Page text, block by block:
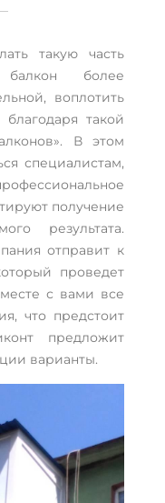
такую часть
более
воплотить
такой
В этом
специалистам,
получение
результата.
отправит к
проведет
с вами все
что предстоит
предложит
варианты.